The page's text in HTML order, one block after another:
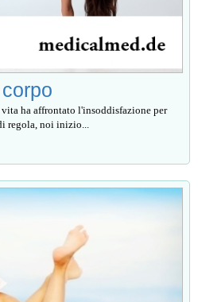
ha affrontato l'insoddisfazione per
regola, noi inizio...